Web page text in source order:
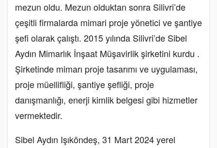
mezun oldu. Mezun olduktan sonra Silivri’de
çeşitli firmalarda mimari proje yönetici ve şantiye
şefi olarak çalıştı. 2015 yılında Silivri’de Sibel
Aydın Mimarlık İnşaat Müşavirlik şirketini kurdu .
Şirketinde mimarı proje tasarımı ve uygulaması,
proje müellifliği, şantiye şefliği, proje
danışmanlığı, enerji kimlik belgesi gibi hizmetler
vermektedir.
Sibel Aydın Işıköndeş, 31 Mart 2024 yerel